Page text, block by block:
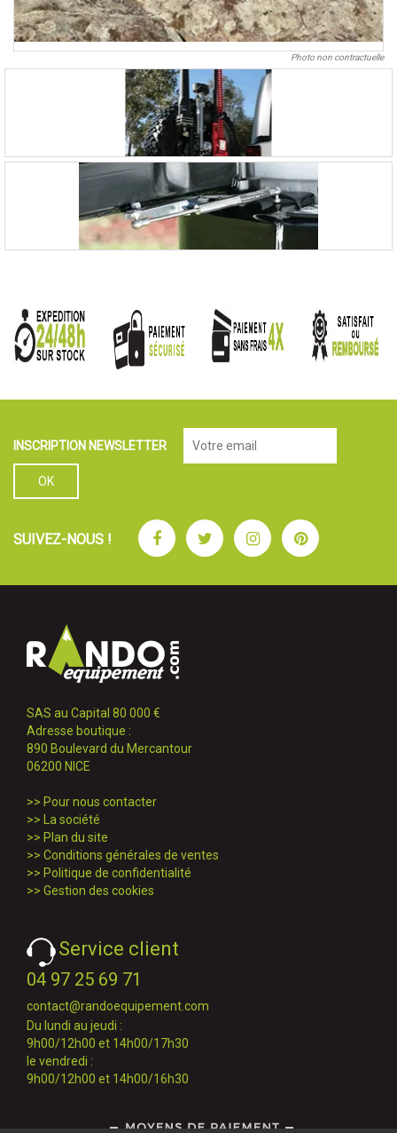
Photo non contractuelle
INSCRIPTION NEWSLETTER
SUIVEZ-NOUS ! FacebookTwitterInstagramPinterest
SAS au Capital 80 000 €
Adresse boutique :
890 Boulevard du Mercantour
06200 NICE
>> Pour nous contacter
>> La société
>> Plan du site
>> Conditions générales de ventes
>> Politique de confidentialité
>> Gestion des cookies
Service client
04 97 25 69 71
contact@randoequipement.com
Du lundi au jeudi :
9h00/12h00 et 14h00/17h30
le vendredi :
9h00/12h00 et 14h00/16h30